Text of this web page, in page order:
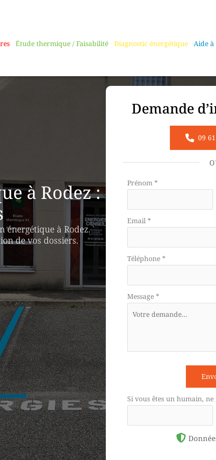
Étude thermique / Faisabilité Diagnostic énergétique Aide
à Rodez :
énergétique à Rodez.
de vos dossiers.
Demande
09
Formulaire
avec
téléphone
Prénom *
Email *
Téléphone *
Message *
Si vous êtes un humain,